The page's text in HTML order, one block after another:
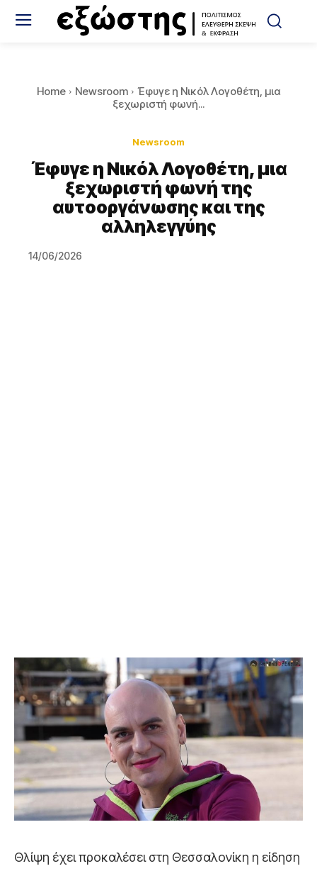
Home Newsroom
Έφυγε η Νικόλ Λογοθέτη, μια
ξεχωριστή φωνή...
Newsroom
Έφυγε η Νικόλ Λογοθέτη, μια
ξεχωριστή φωνή της
αυτοοργάνωσης και της
αλληλεγγύης
14/06/2026
Θλίψη έχει προκαλέσει στη Θεσσαλονίκη η είδηση